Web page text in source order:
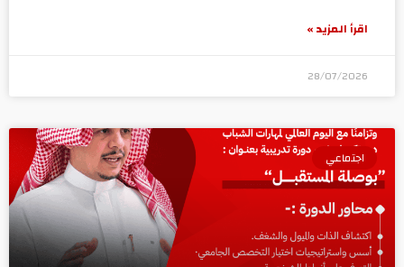
اقرأ المزيد »
28/07/2026
اجتماعي